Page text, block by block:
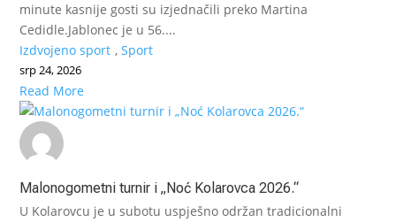
minute kasnije gosti su izjednačili preko Martina
Cedidle.Jablonec je u 56....
Izdvojeno sport ,Sport
srp 24, 2026
Read More
Malonogometni turnir i „Noć Kolarovca 2026.“
U Kolarovcu je u subotu uspješno održan tradicionalni